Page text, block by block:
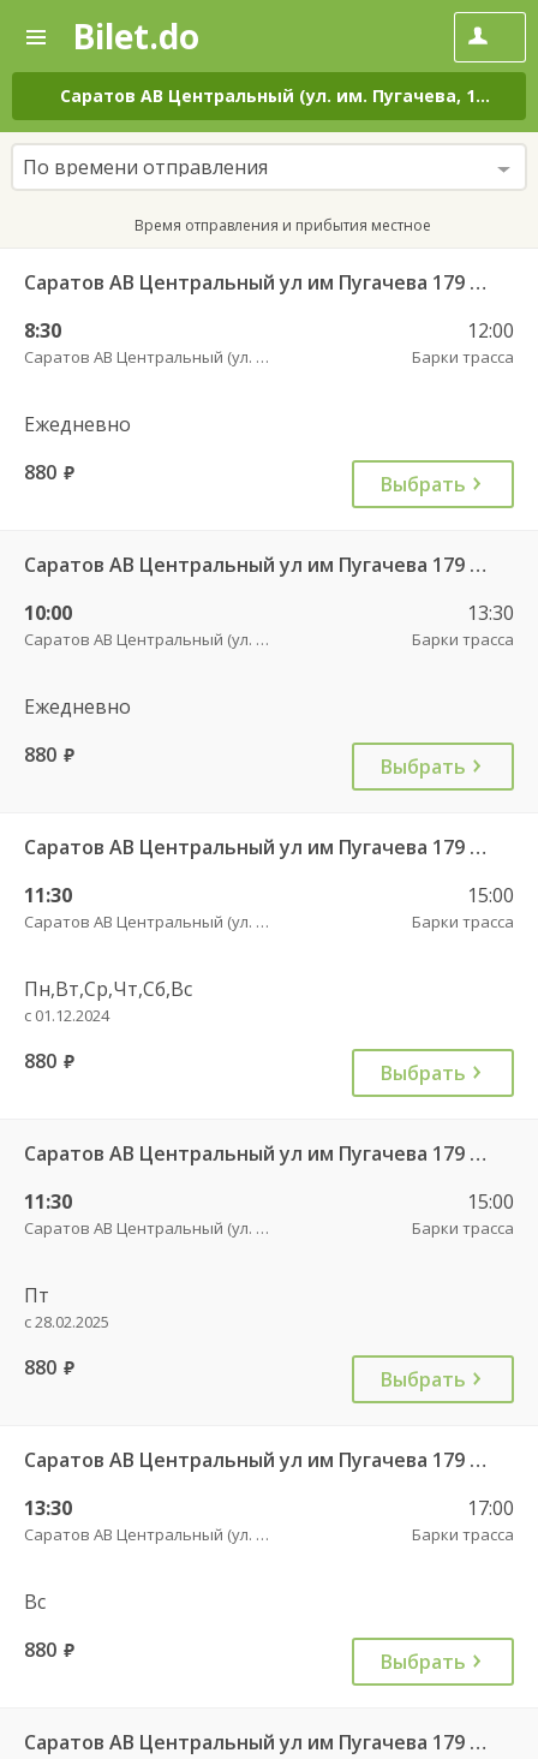
—
Поиск
и
покупка
билетов
на
автобус
онлайн
Bilet.do
Саратов АВ Центральный (ул. им. Пугачева, 179 А)
По времени отправления
Время отправления и прибытия местное
Саратов АВ Центральный ул им Пугачева 179 А — Балашов (Привокзальная площадь 7) 603-1
8:30
Саратов АВ Центральный (ул. им. Пугачева, 179 А)
12:00
Барки трасса
Ежедневно
880 руб. Выбрать
Саратов АВ Центральный ул им Пугачева 179 А — Балашов (Привокзальная площадь 7) 603-1
10:00
Саратов АВ Центральный (ул. им. Пугачева, 179 А)
13:30
Барки трасса
Ежедневно
880 руб. Выбрать
Саратов АВ Центральный ул им Пугачева 179 А — Балашов (Привокзальная площадь 7) 603-1
11:30
Саратов АВ Центральный (ул. им. Пугачева, 179 А)
15:00
Барки трасса
Пн,Вт,Ср,Чт,Сб,Вс
с 01.12.2024
880 руб. Выбрать
Саратов АВ Центральный ул им Пугачева 179 А — Балашов (Привокзальная площадь 7) 603-1
11:30
Саратов АВ Центральный (ул. им. Пугачева, 179 А)
15:00
Барки трасса
Пт
с 28.02.2025
880 руб. Выбрать
Саратов АВ Центральный ул им Пугачева 179 А — Балашов (Привокзальная площадь 7) 603-1
13:30
Саратов АВ Центральный (ул. им. Пугачева, 179 А)
17:00
Барки трасса
Вс
880 руб. Выбрать
Саратов АВ Центральный ул им Пугачева 179 А — Романовка рп (ул Советская 116)